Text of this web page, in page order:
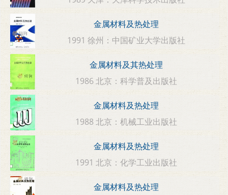
金属材料及热处理
1991 徐州：中国矿业大学出版社
金属材料及其热处理
1986 北京：科学普及出版社
金属材料及热处理
1988 北京：机械工业出版社
金属材料及热处理
1991 北京：化学工业出版社
金属材料及热处理